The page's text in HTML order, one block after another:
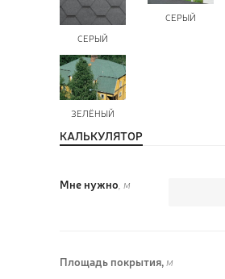
СЕРЫЙ
СЕРЫЙ
ЗЕЛЁНЫЙ
КАЛЬКУЛЯТОР
Мне нужно , м
Площадь покрытия, м